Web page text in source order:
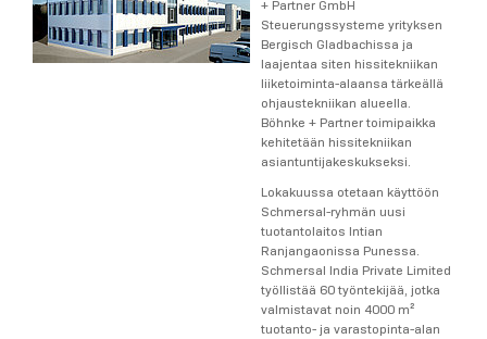
+ Partner GmbH
Steuerungssysteme yrityksen
Bergisch Gladbachissa ja
laajentaa siten hissitekniikan
liiketoiminta-alaansa tärkeällä
ohjaustekniikan alueella.
Böhnke + Partner toimipaikka
kehitetään hissitekniikan
asiantuntijakeskukseksi.
Lokakuussa otetaan käyttöön
Schmersal-ryhmän uusi
tuotantolaitos Intian
Ranjangaonissa Punessa.
Schmersal India Private Limited
työllistää 60 työntekijää, jotka
valmistavat noin 4000 m²
tuotanto- ja varastopinta-alan